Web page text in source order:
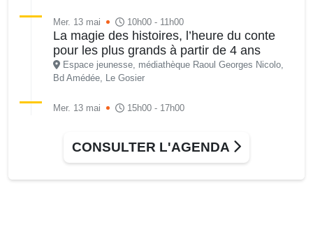
Mer. 13 mai 10h00 - 11h00
La magie des histoires, l’heure du conte
pour les plus grands à partir de 4 ans
Espace jeunesse, médiathèque Raoul Georges Nicolo,
Bd Amédée, Le Gosier
Mer. 13 mai 15h00 - 17h00
Médialab, médiathèque Raoul Georges Nicolo, Bd
Amédée Clara, Le Gosier
CONSULTER L'AGENDA